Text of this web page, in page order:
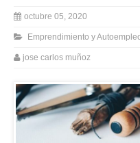
octubre 05, 2020
Emprendimiento y
jose carlos muñoz